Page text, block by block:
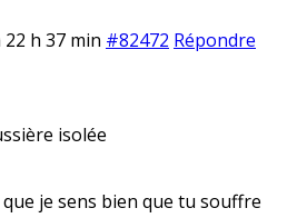
h 37 min #82472 Répondre
isolée
que je sens bien que tu souffre